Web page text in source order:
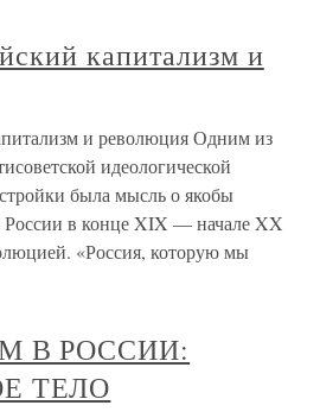
капитализм и
и революция Одним из
идеологической
была мысль о якобы
России в конце XIX — начале XX
«Россия, которую мы
В РОССИИ:
ТЕЛО